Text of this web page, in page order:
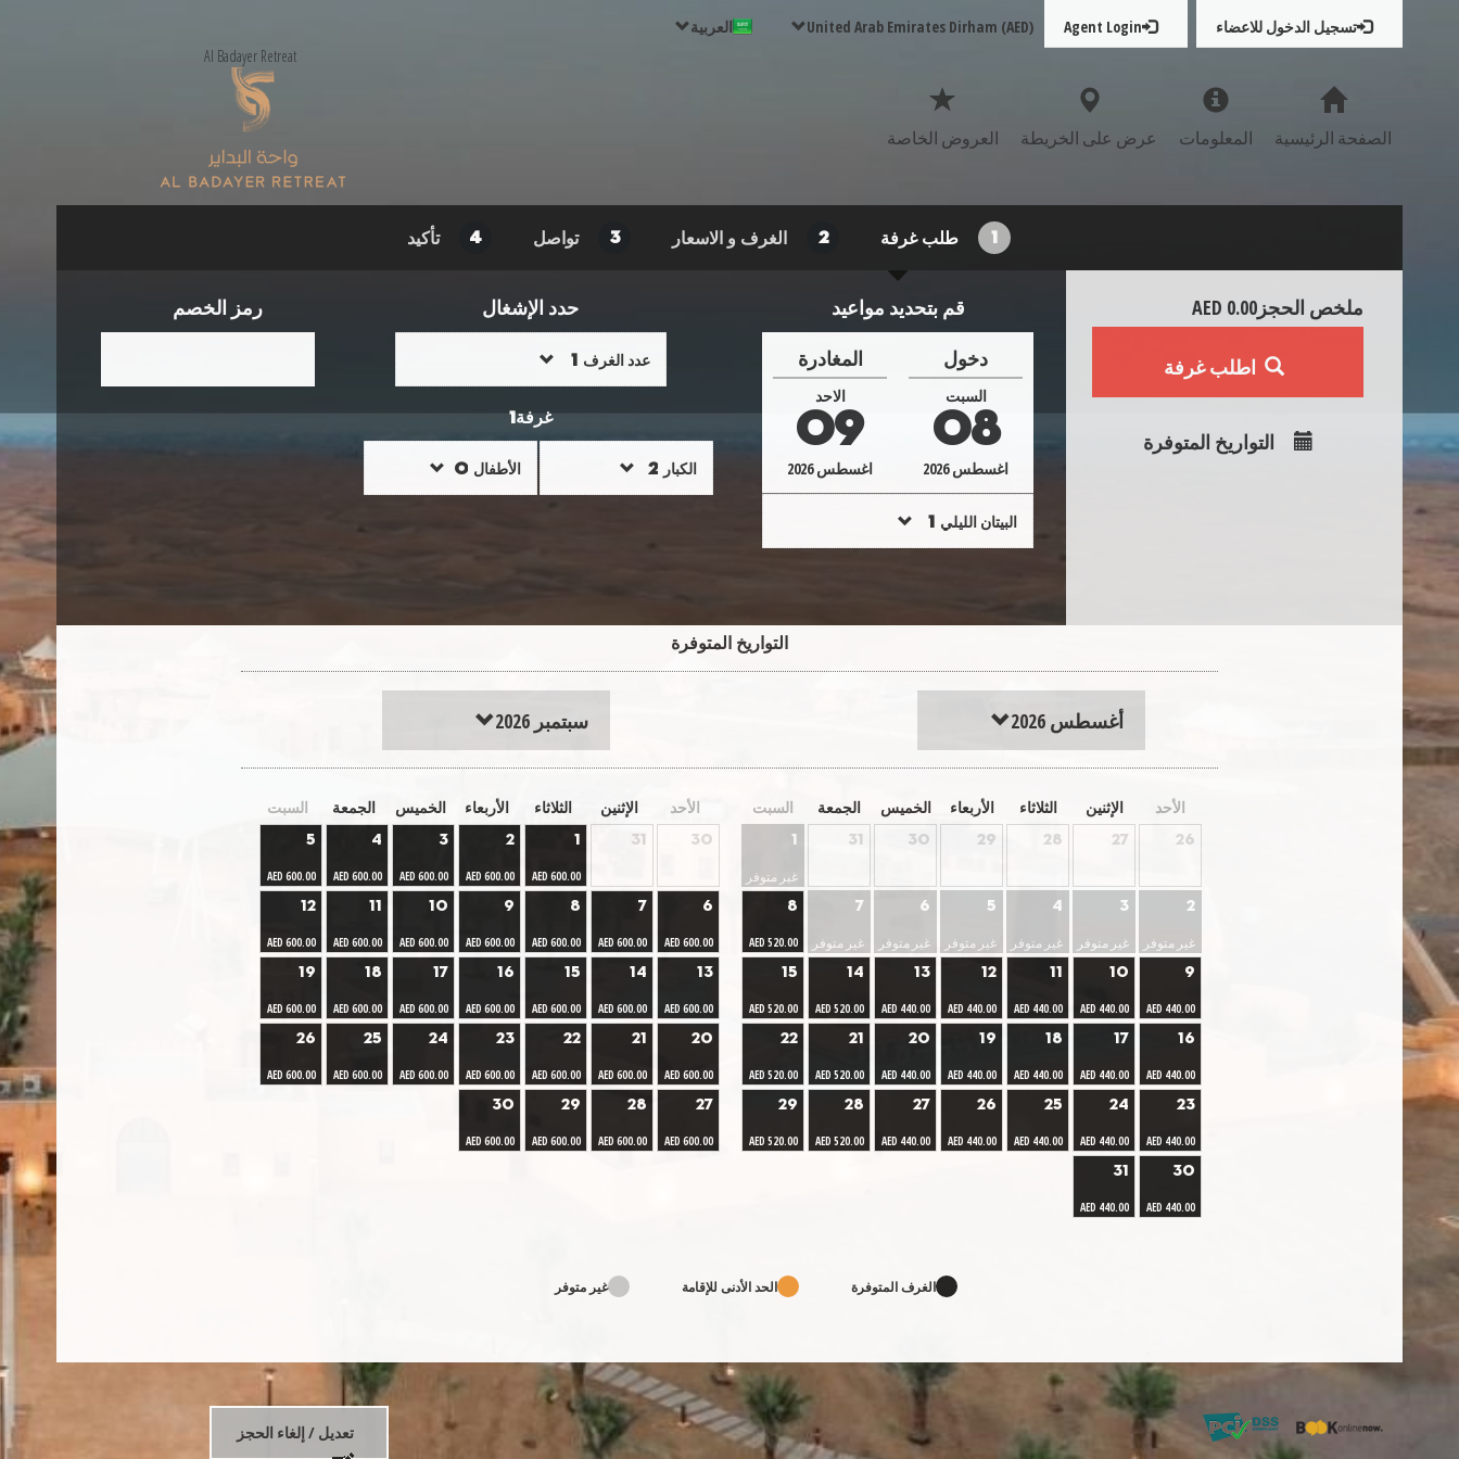
تسجيل الدخول للاعضاء Agent Login
United Arab Emirates Dirham (AED)
العربية
Al Badayer Retreat
الصفحة الرئيسية المعلومات عرض على الخريطة العروض الخاصة
1 طلب غرفة 2 الغرف و الاسعار 3 تواصل 4 تأكيد
قم بتحديد مواعيد
دخول
السبت
08
اغسطس2026
المغادرة
الاحد
09
اغسطس2026
البيتان الليلي
حدد الإشغال
عدد الغرف
غرفة 1
الكبار الأطفال
رمز الخصم ملخص الحجز AED 0.00
اطلب غرفة
التواريخ المتوفرة
التواريخ المتوفرة
أغسطس 2026 سبتمبر 2026
الأحد الإثنين الثلاثاء الأربعاء الخميس الجمعة السبت
26
27
28
29
30
31
1
غير متوفر
2
غير متوفر
3
غير متوفر
4
غير متوفر
5
غير متوفر
6
غير متوفر
7
غير متوفر
8
AED 520.00
9
AED 440.00
10
AED 440.00
11
AED 440.00
12
AED 440.00
13
AED 440.00
14
AED 520.00
15
AED 520.00
16
AED 440.00
17
AED 440.00
18
AED 440.00
19
AED 440.00
20
AED 440.00
21
AED 520.00
22
AED 520.00
23
AED 440.00
24
AED 440.00
25
AED 440.00
26
AED 440.00
27
AED 440.00
28
AED 520.00
29
AED 520.00
30
AED 440.00
31
AED 440.00
الأحد الإثنين الثلاثاء الأربعاء الخميس الجمعة السبت
30
31
1
AED 600.00
2
AED 600.00
3
AED 600.00
4
AED 600.00
5
AED 600.00
6
AED 600.00
7
AED 600.00
8
AED 600.00
9
AED 600.00
10
AED 600.00
11
AED 600.00
12
AED 600.00
13
AED 600.00
14
AED 600.00
15
AED 600.00
16
AED 600.00
17
AED 600.00
18
AED 600.00
19
AED 600.00
20
AED 600.00
21
AED 600.00
22
AED 600.00
23
AED 600.00
24
AED 600.00
25
AED 600.00
26
AED 600.00
27
AED 600.00
28
AED 600.00
29
AED 600.00
30
AED 600.00
الغرف المتوفرة الحد الأدنى للإقامة غير متوفر
تعديل / إلغاء الحجز